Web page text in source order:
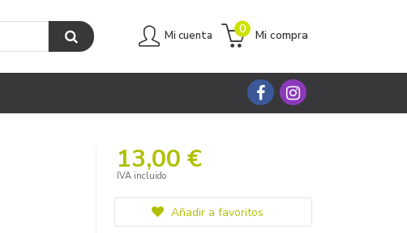
Mi cuenta Mi compra
0
13,00 €
IVA incluido
Añadir a favoritos